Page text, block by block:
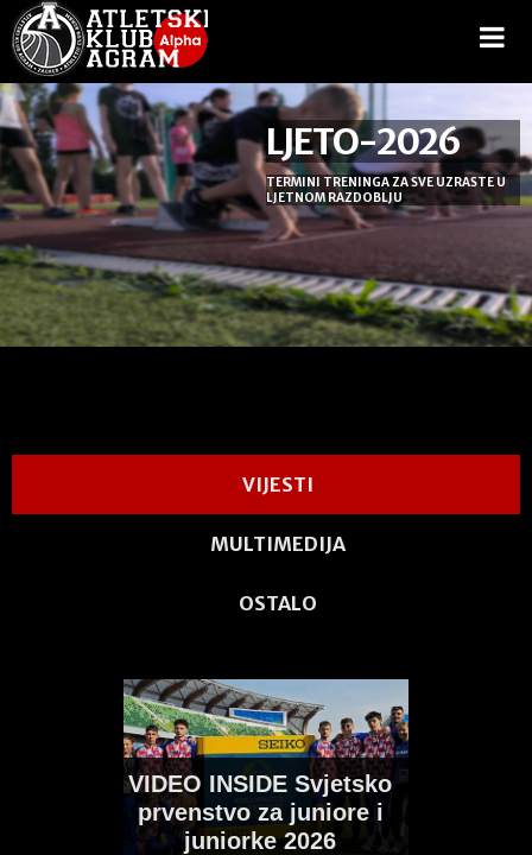
LJETO-2026
TERMINI TRENINGA ZA SVE UZRASTE U
LJETNOM RAZDOBLJU
VIJESTI
MULTIMEDIJA
OSTALO
VIDEO INSIDE Svjetsko
prvenstvo za juniore i
juniorke 2026
prvenstvo za juniore i
MULTIMEDIJA KOLOVOZ 10, 2026
Nešto skromniji prijenos (naspram EPU18)
pratili smo...
PIVARSKI nakon
europske medalje čeka
Svjetsko (U20)